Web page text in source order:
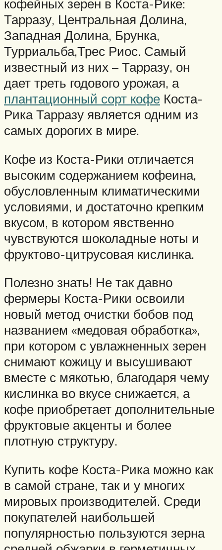
кофейных зерен в Коста-Рике:
Тарразу, Центральная Долина,
Западная Долина, Брунка,
Турриальба,Трес Риос. Самый
известный из них – Тарразу, он
дает треть годового урожая, а
плантационный сорт кофе Коста-
Рика Тарразу является одним из
самых дорогих в мире.
Кофе из Коста-Рики отличается
высоким содержанием кофеина,
обусловленным климатическими
условиями, и достаточно крепким
вкусом, в котором явственно
чувствуются шоколадные ноты и
фруктово-цитрусовая кислинка.
Полезно знать! Не так давно
фермеры Коста-Рики освоили
новый метод очистки бобов под
названием «медовая обработка»,
при котором с увлажненных зерен
снимают кожицу и высушивают
вместе с мякотью, благодаря чему
кислинка во вкусе снижается, а
кофе приобретает дополнительные
фруктовые акценты и более
плотную структуру.
Купить кофе Коста-Рика можно как
в самой стране, так и у многих
мировых производителей. Среди
покупателей наибольшей
популярностью пользуются зерна